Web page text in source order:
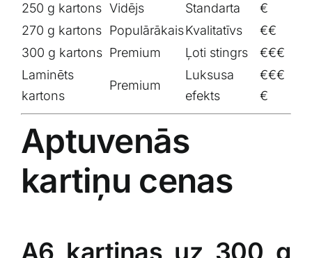
250 g kartons Vidējs Standarta
€
270 g kartons PopulārākaisKvalitatīvs
€€
300 g kartons Premium Ļoti stingrs
€€€
Laminēts
kartons
Premium
Luksusa
efekts
€€€
€
Aptuvenās
kartiņu cenas
A6 kartiņas uz 300 g